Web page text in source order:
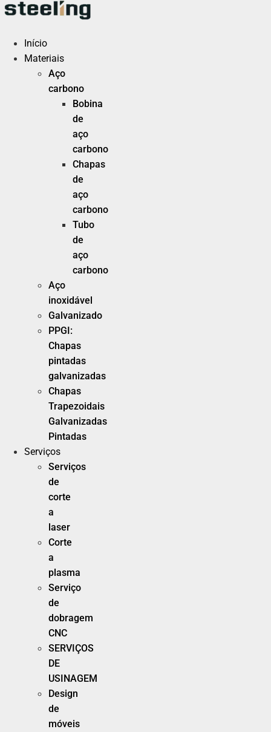
Ir
conteúdo
Início
Materiais
Aço
carbono
Bobina
de
aço
carbono
Chapas
de
aço
carbono
Tubo
de
aço
carbono
Aço
inoxidável
Galvanizado
PPGI:
Chapas
pintadas
galvanizadas
Chapas
Trapezoidais
Galvanizadas
Pintadas
Serviços
Serviços
de
corte
a
laser
Corte
a
plasma
Serviço
de
dobragem
CNC
SERVIÇOS
DE
USINAGEM
Design
de
móveis